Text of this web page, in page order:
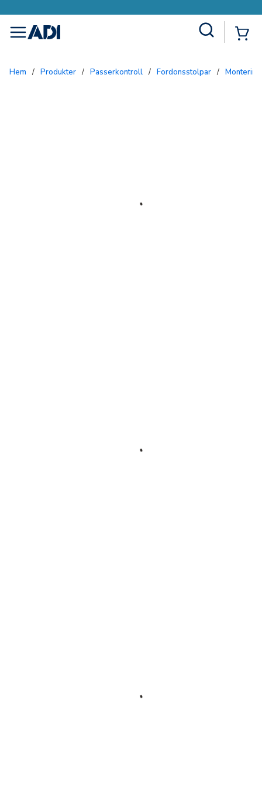
menu
Hem / Produkter / Passerkontroll / Fordonsstolpar /